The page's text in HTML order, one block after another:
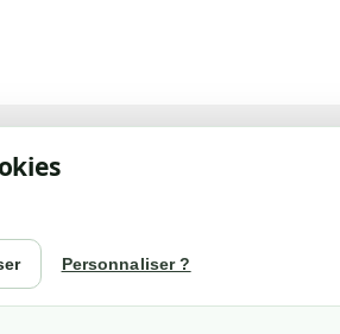
Personnaliser ?
nous
site
légales